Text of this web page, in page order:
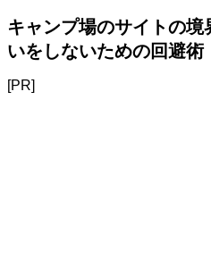
キャンプ場のサイトの
いをしないための回避術
[PR]